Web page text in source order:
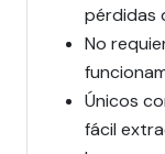
pérdidas
No
Únicos
fácil